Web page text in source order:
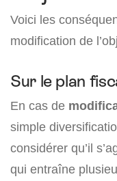
Voici les
modification de
Sur le plan
En cas de
simple
considérer qu’il
qui entraîne